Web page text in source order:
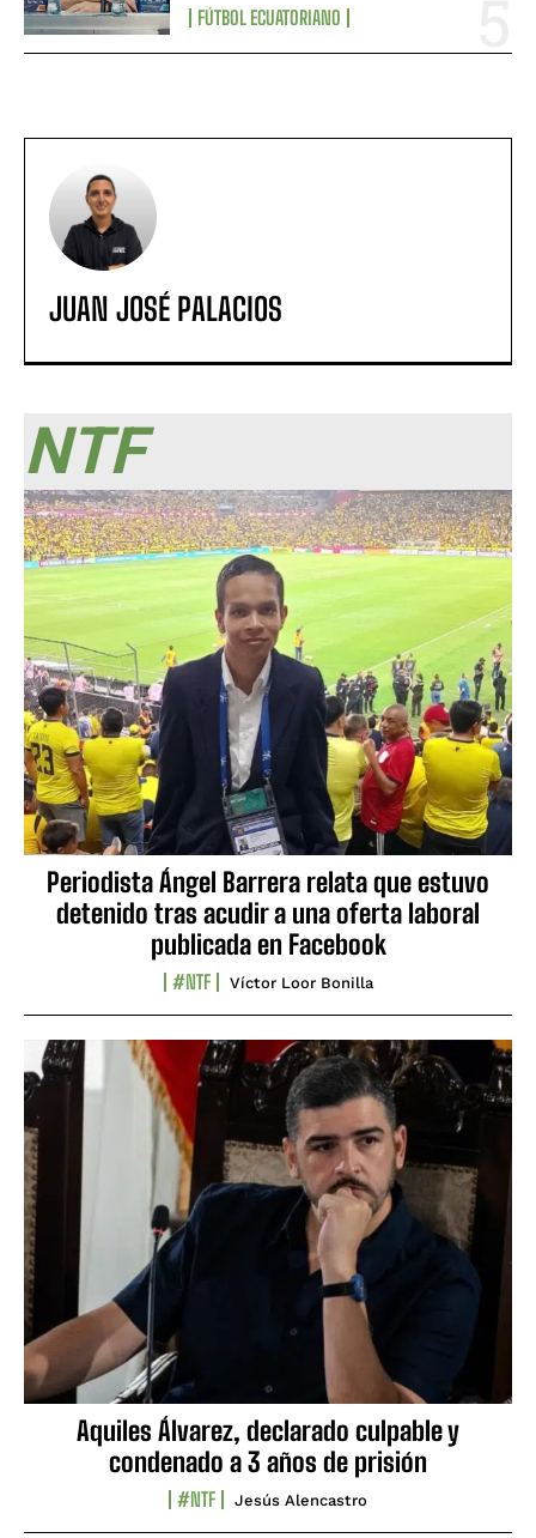
FÚTBOL ECUATORIANO
JUAN JOSÉ PALACIOS
NTF
Periodista Ángel Barrera relata que estuvo
detenido tras acudir a una oferta laboral
publicada en Facebook
#NTF Víctor Loor Bonilla
Aquiles Álvarez, declarado culpable y
condenado a 3 años de prisión
#NTF Jesús Alencastro